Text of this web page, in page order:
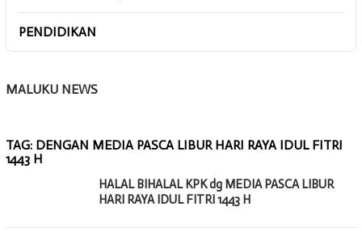
PENDIDIKAN
MALUKU NEWS
TAG: DENGAN MEDIA PASCA LIBUR HARI RAYA IDUL FITRI
1443 H
HALAL BIHALAL KPK dg MEDIA PASCA LIBUR
HARI RAYA IDUL FITRI 1443 H